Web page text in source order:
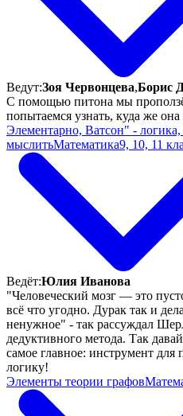
Ведут:Зоя Червонцева,Борис
С помощью питона мы
попытаемся узнать, куда же
Элементарно, Ватсон" - логика,
мыслитьМатематика9, 10, 11
Ведёт:Юлия Иванова
"Человеческий мозг — это
всё что угодно. Дурак так и
ненужное" - так рассуждал
дедуктивного метода. Так
самое главное: инструмент
логику!
Элементы теории графов